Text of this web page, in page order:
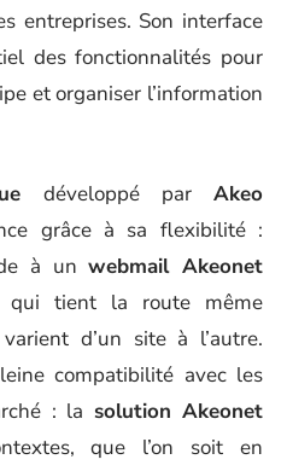
entreprises. Son interface
des fonctionnalités pour
et organiser l’information
développé par Akeo
grâce à sa flexibilité :
à unwebmail Akeonet
qui tient la route même
d’un site à l’autre.
compatibilité avec les
: la solution Akeonet
que l’on soit en